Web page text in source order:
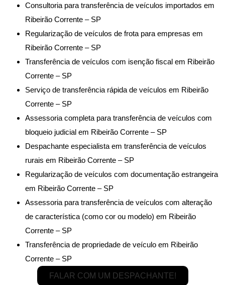
Consultoria para transferência de veículos importados em
Ribeirão Corrente – SP
Regularização de veículos de frota para empresas em
Ribeirão Corrente – SP
Transferência de veículos com isenção fiscal em Ribeirão
Corrente – SP
Serviço de transferência rápida de veículos em Ribeirão
Corrente – SP
Assessoria completa para transferência de veículos com
bloqueio judicial em Ribeirão Corrente – SP
Despachante especialista em transferência de veículos
rurais em Ribeirão Corrente – SP
Regularização de veículos com documentação estrangeira
em Ribeirão Corrente – SP
Assessoria para transferência de veículos com alteração
de característica (como cor ou modelo) em Ribeirão
Corrente – SP
Transferência de propriedade de veículo em Ribeirão
Corrente – SP
FALAR COM UM DESPACHANTE!